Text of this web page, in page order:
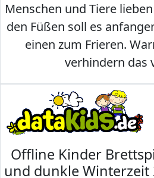
Menschen und Tiere
den Füßen soll es
einen zum Frieren.
verhindern das
Offline Kinder
und dunkle Winterzeit